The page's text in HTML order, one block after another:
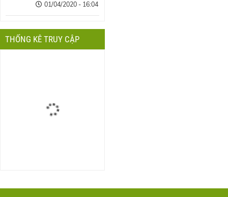
01/04/2020 - 16:04
THỐNG KÊ TRUY CẬP